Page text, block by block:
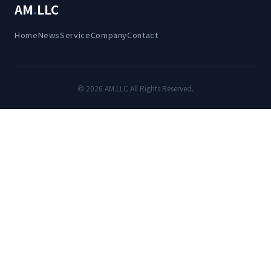
AM.LLC
HomeNewsServiceCompanyContact
© 2026 AM.LLC All Rights Reserved.